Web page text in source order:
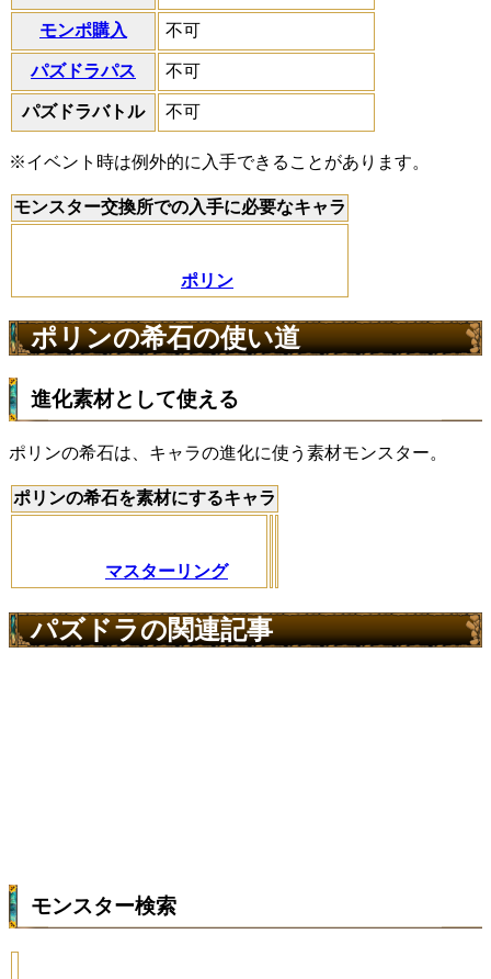
モンポ購入 不可
パズドラパス 不可
パズドラバトル 不可
※イベント時は例外的に入手できることがあります。
モンスター交換所での入手に必要なキャラ
ポリン
ポリンの希石の使い道
進化素材として使える
ポリンの希石は、キャラの進化に使う素材モンスター。
ポリンの希石を素材にするキャラ
マスターリング
パズドラの関連記事
モンスター検索